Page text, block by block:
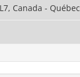
Canada - Québec